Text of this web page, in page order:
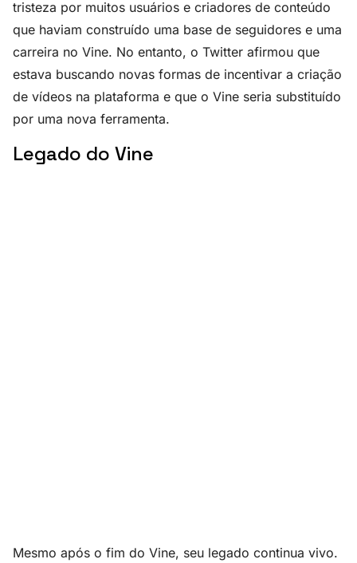
tristeza por muitos usuários e criadores de conteúdo
que haviam construído uma base de seguidores e uma
carreira no Vine. No entanto, o Twitter afirmou que
estava buscando novas formas de incentivar a criação
de vídeos na plataforma e que o Vine seria substituído
por uma nova ferramenta.
Legado do Vine
Mesmo após o fim do Vine, seu legado continua vivo.